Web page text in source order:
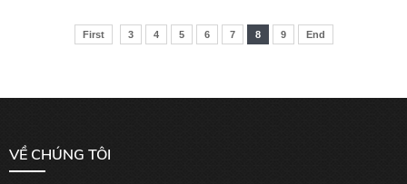
First 3 4 5 6 7 8 9 End
VỀ CHÚNG TÔI